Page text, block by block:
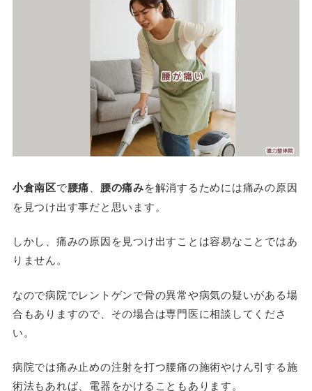
小倉南区で腰痛 腰の痛みを解消するためには痛みの原因
を見つけ出す事だと思います。
しかし、痛みの原因を見つけ出すことは容易なことではあ
りません。
なので病院でレントゲンで骨の異常や病気の疑いがある場
合もありますので、その場合は専門医に相談してくださ
い。
病院では痛み止めの注射を打つ腰痛の施術やけん引する施
術法もあれば、電器をかけることもあります。